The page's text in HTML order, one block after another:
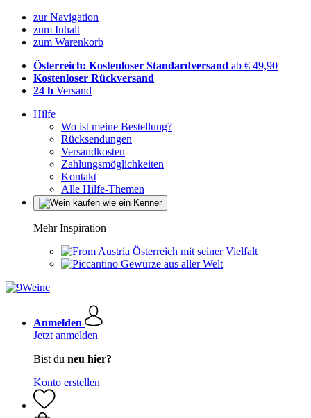
zur Navigation
zum Inhalt
zum Warenkorb
Österreich: Kostenloser Standardversand ab € 49,90
Kostenloser Rückversand
24 h Versand
Hilfe
Wo ist meine Bestellung?
Rücksendungen
Versandkosten
Zahlungsmöglichkeiten
Kontakt
Alle Hilfe-Themen
Mehr Inspiration
Österreich mit seiner Vielfalt
Gewürze aus aller Welt
Anmelden
Jetzt anmelden
Bist du neu hier?
Konto erstellen